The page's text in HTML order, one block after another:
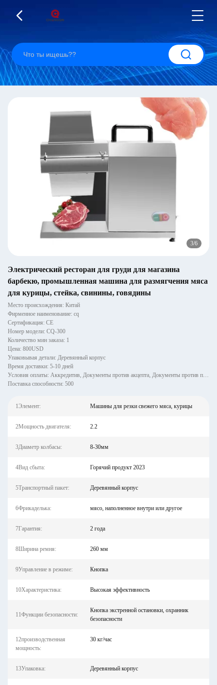
3/6
Электрический ресторан для груди для магазина
барбекю, промышленная машина для размягчения мяса
для курицы, стейка, свинины, говядины
Место происхождения: Китай
Фирменное наименование: cq
Сертификация: CE
Номер модели: CQ-300
Количество мин заказа: 1
Цена: 800USD
Упаковывая детали: Деревянный корпус
Время доставки: 5-10 дней
Условия оплаты: Аккредитив, Документы против акцепта, Документы против платежа, Банковский перевод, Western Union, M
Поставка способности: 500
1Элемент: Машины для резки свежего мяса, курицы
2Мощность двигателя: 2.2
3Диаметр колбасы: 8-30мм
4Вид сбыта: Горячий продукт 2023
5Транспортный пакет: Деревянный корпус
6Фрикаделька: мясо, наполненное внутри или другое
7Гарантия: 2 года
8Ширина ремня: 260 мм
9Управление в режиме: Кнопка
10Характеристика: Высокая эффективность
11Функции безопасности:
Кнопка экстренной остановки, охранник
безопасности
12производственная
мощность:
30 кг/час
13Упаковка: Деревянный корпус